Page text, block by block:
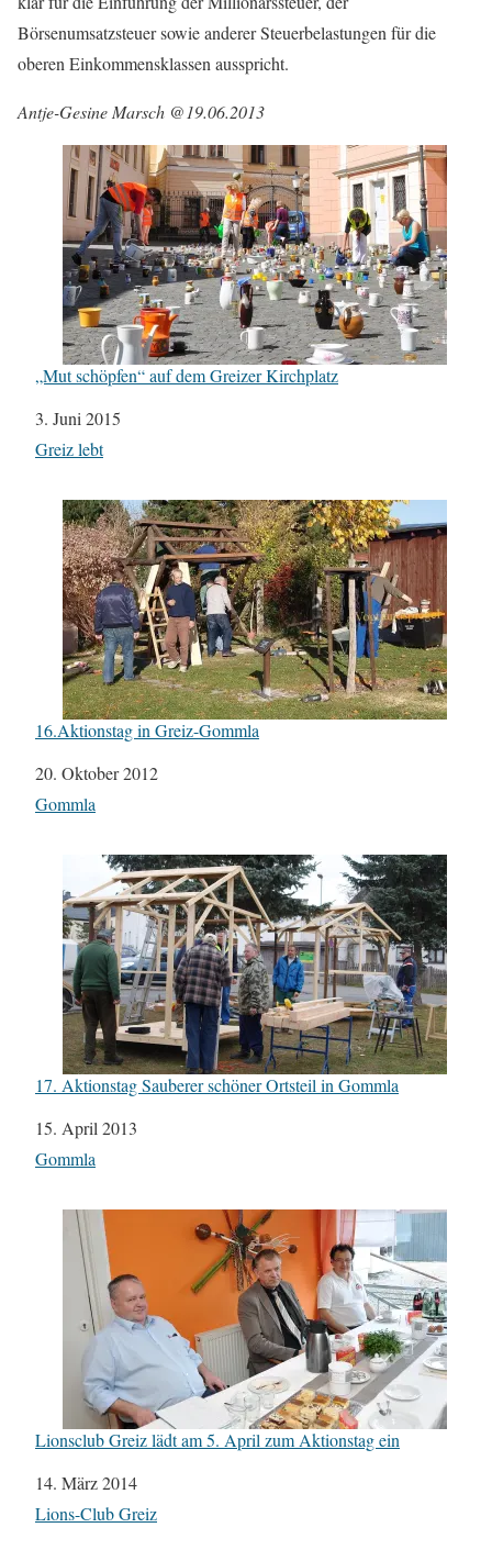
Börsenumsatzsteuer sowie anderer Steuerbelastungen für die
oberen Einkommensklassen ausspricht.
Antje-Gesine Marsch @19.06.2013
„Mut schöpfen“ auf dem Greizer Kirchplatz
Datum
3. Juni 2015
In Bezug auf
Greiz lebt
16.Aktionstag in Greiz-Gommla
Datum
20. Oktober 2012
In Bezug auf
Gommla
17. Aktionstag Sauberer schöner Ortsteil in Gommla
Datum
15. April 2013
In Bezug auf
Gommla
Lionsclub Greiz lädt am 5. April zum Aktionstag ein
Datum
14. März 2014
In Bezug auf
Lions-Club Greiz